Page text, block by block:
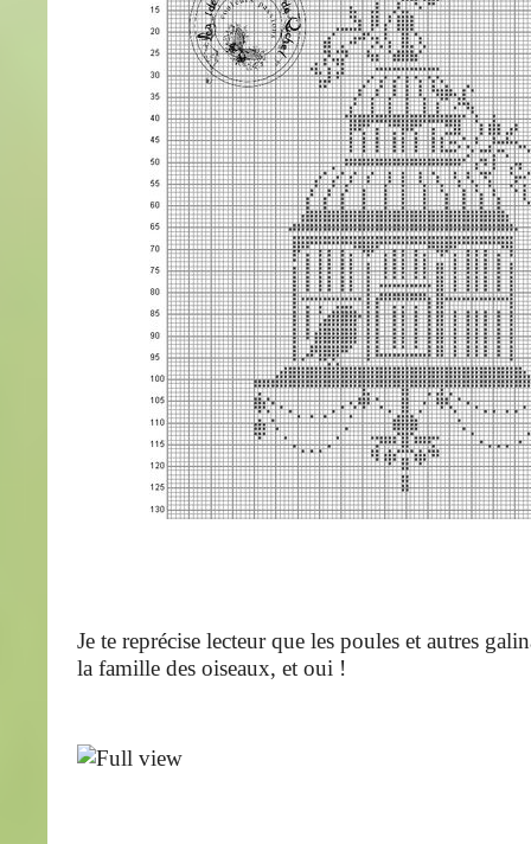
Je te reprécise lecteur que les poules et autres
la famille des oiseaux, et oui !